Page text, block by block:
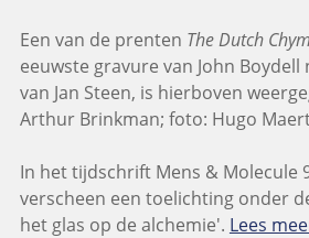
Een van de prenten The Dutch
eeuwste gravure van John
van Jan Steen, is hierboven
Arthur Brinkman; foto: Hugo
In het tijdschrift Mens & Molecule
verscheen een toelichting onder
het glas op de alchemie'. Lees